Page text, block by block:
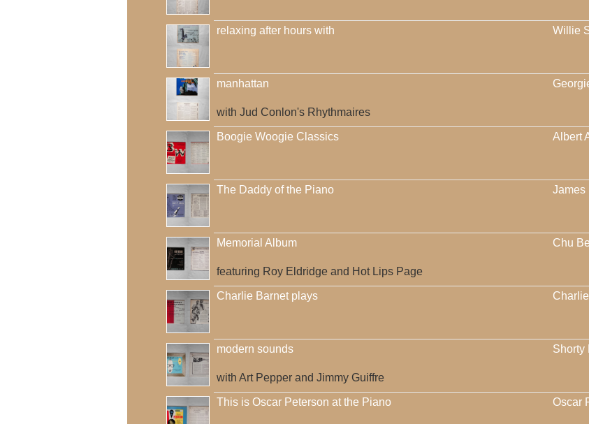
relaxing after hours with Willie
manhattan
with Jud Conlon's Rhythmaires
Boogie Woogie Classics Albert
The Daddy of the Piano James
Memorial Album Chu
featuring Roy Eldridge and Hot Lips Page
Charlie Barnet plays
modern sounds Shorty
with Art Pepper and Jimmy Guiffre
This is Oscar Peterson at the Piano Oscar